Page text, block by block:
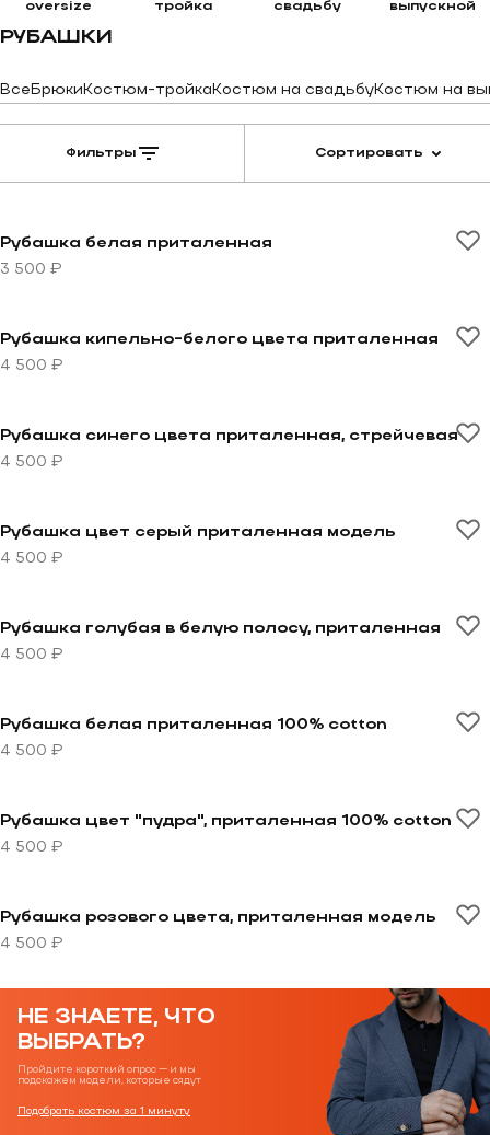
oversize
тройка
свадьбу
выпускной
РУБАШКИ
ВсеБрюкиКостюм-тройкаКостюм на свадьбуКостюм на
Фильтры Сортировать
Рубашка белая приталенная
3 500 ₽
Перейти к товару Рубашка кипельно-белого цвета
Рубашка кипельно-белого цвета приталенная
4 500 ₽
Перейти к товару Рубашка синего цвета
Рубашка синего цвета приталенная, стрейчевая
4 500 ₽
Перейти к товару Рубашка цвет серый приталенная
Рубашка цвет серый приталенная модель
4 500 ₽
Перейти к товару Рубашка голубая в белую полосу,
Рубашка голубая в белую полосу, приталенная
4 500 ₽
Перейти к товару Рубашка белая приталенная 100%
Рубашка белая приталенная 100% cotton
4 500 ₽
Перейти к товару Рубашка цвет "пудра",
Рубашка цвет "пудра", приталенная 100% cotton
4 500 ₽
Перейти к товару Рубашка розового цвета,
Рубашка розового цвета, приталенная модель
4 500 ₽
НЕ ЗНАЕТЕ, ЧТО
ВЫБРАТЬ?
Пройдите короткий опрос — и мы
подскажем модели, которые сядут
Подобрать костюм за 1 минуту